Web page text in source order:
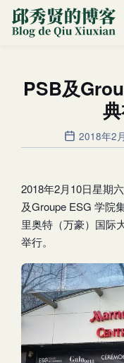
PSB及
2018年2
2018年2月10日星期
及Groupe ESG 学院
里奥特（万豪）国际
举行。